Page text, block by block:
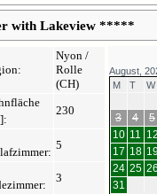
with Lakeview *****
Nyon /
Rolle
(CH)
]:
230
5
3
August,
M
T W
3
4 5
10 11 12
17 18
24 25 26
31